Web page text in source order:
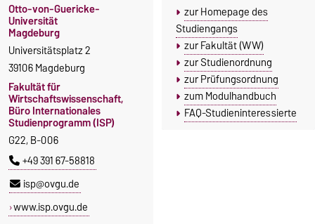
Otto-von-Guericke-
Universität
Magdeburg
Universitätsplatz 2
39106 Magdeburg
Fakultät für
Wirtschaftswissenschaft,
Büro Internationales
Studienprogramm (ISP)
G22, B-006
+49 391 67-58818
isp@ovgu.de
www.isp.ovgu.de
zur Homepage des
Studiengangs
zur Fakultät (WW)
zur Studienordnung
zur Prüfungsordnung
zum Modulhandbuch
FAQ-Studieninteressierte